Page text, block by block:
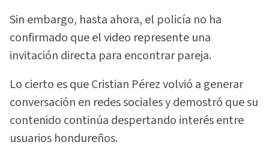
Sin embargo, hasta ahora, el policía no ha
confirmado que el video represente una
invitación directa para encontrar pareja.
Lo cierto es que Cristian Pérez volvió a generar
conversación en redes sociales y demostró que su
contenido continúa despertando interés entre
usuarios hondureños.